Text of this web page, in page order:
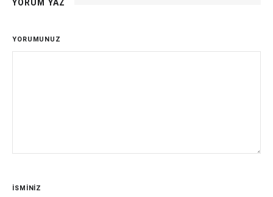
YORUM YAZ
YORUMUNUZ
İSMİNİZ